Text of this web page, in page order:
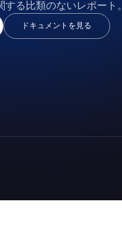
る比類のないレポート。
ドキュメントを見る